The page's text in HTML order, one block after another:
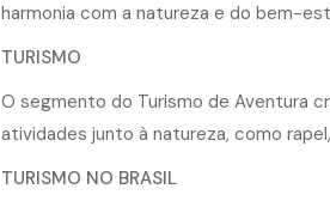
harmonia com a natureza e do bem-
TURISMO
O segmento do Turismo de Aventura
atividades junto à natureza, como
TURISMO NO BRASIL